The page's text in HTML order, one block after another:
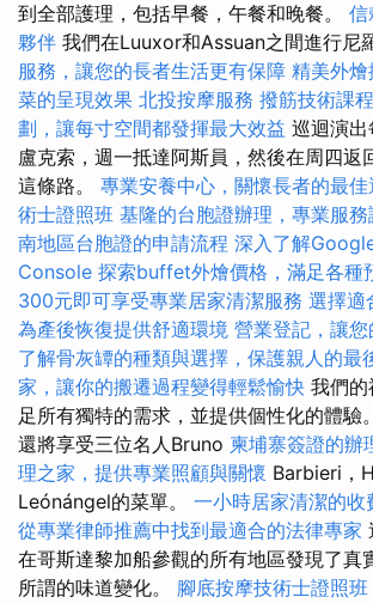
到全部護理，包括早餐，午餐和晚餐。 信
夥伴 我們在Luuxor和Assuan之間進行尼
服務，讓您的長者生活更有保障 精美外
菜的呈現效果 北投按摩服務 撥筋技術課程
劃，讓每寸空間都發揮最大效益 巡迴演
盧克索，週一抵達阿斯員，然後在周四返
這條路。 專業安養中心，關懷長者的最佳
術士證照班 基隆的台胞證辦理，專業服
南地區台胞證的申請流程 深入了解
Console 探索buffet外燴價格，滿足各種
300元即可享受專業居家清潔服務 選擇適
為產後恢復提供舒適環境 營業登記，讓
了解骨灰罈的種類與選擇，保護親人的最
家，讓你的搬遷過程變得輕鬆愉快 我們
足所有獨特的需求，並提供個性化的體驗
還將享受三位名人Bruno 柬埔寨簽證的辦
理之家，提供專業照顧與關懷 Barbieri，
Leónángel的菜單。 一小時居家清潔的收
從專業律師推薦中找到最適合的法律專家
在哥斯達黎加船參觀的所有地區發現了真
所謂的味道變化。 腳底按摩技術士證照班